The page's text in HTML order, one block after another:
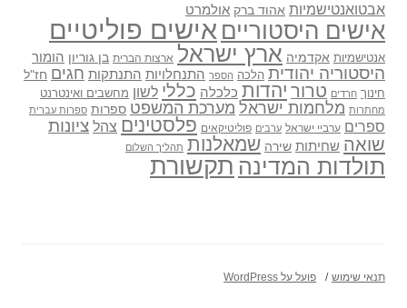
אבטואנטישמיות אהוד ברק אולמרט
אישים היסטוריים אישים פוליטיים
אנטישמיות אקדמיה ארץ ישראל ארצות הברית בן גוריון הומור
היסטוריה יהודית הלכה הספר התנחלויות התנתקות חגים חז"ל
חינוך חרדים טרור יהדות כלכלה כללי לשון מחשבים ואינטרנט
מחתרות מלחמות ישראל מערכת המשפט ספרות ספרות עברית
ספרים ערביי ישראל ערבים פוליטיקאים פלסטינים צהל ציונות
שואה שחיתות שירה שמאלנות תהליך השלום
תולדות המדינה תקשורת
תנאי שימוש פועל על WordPress